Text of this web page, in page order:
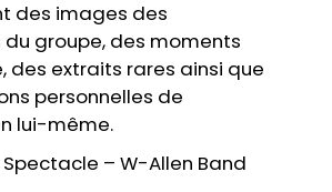
des images des
groupe, des moments
des extraits rares ainsi que
personnelles de
lui-même.
Spectacle – W-Allen Band